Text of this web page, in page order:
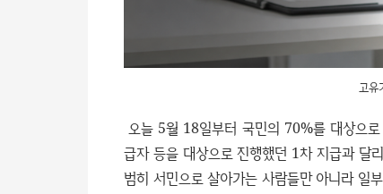
고
오늘 5월 18일부터 국민의 70%를 대상으
급자 등을 대상으로 진행했던 1차 지급과 달
범히 서민으로 살아가는 사람들만 아니라 일